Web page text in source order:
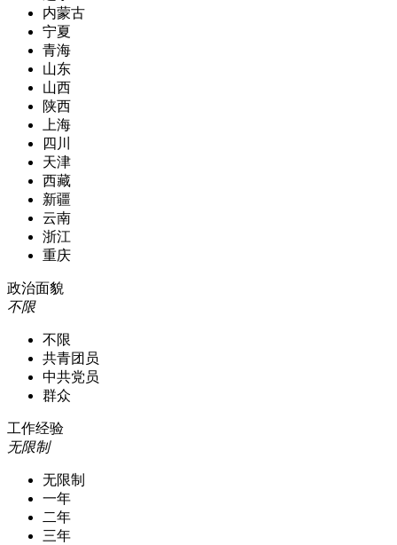
内蒙古
宁夏
青海
山东
山西
陕西
上海
四川
天津
西藏
新疆
云南
浙江
重庆
政治面貌
不限
不限
共青团员
中共党员
群众
工作经验
无限制
无限制
一年
二年
三年